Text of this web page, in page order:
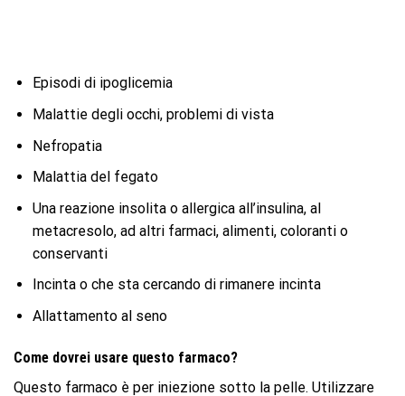
Episodi di ipoglicemia
Malattie degli occhi, problemi di vista
Nefropatia
Malattia del fegato
Una reazione insolita o allergica all’insulina, al
metacresolo, ad altri farmaci, alimenti, coloranti o
conservanti
Incinta o che sta cercando di rimanere incinta
Allattamento al seno
Come dovrei usare questo farmaco?
Questo farmaco è per iniezione sotto la pelle. Utilizzare